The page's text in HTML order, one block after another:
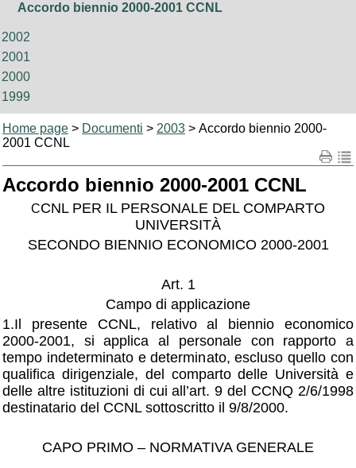
Accordo biennio 2000-2001 CCNL
2002
2001
2000
1999
Home page > Documenti > 2003 > Accordo biennio 2000-
2001 CCNL
Accordo biennio 2000-2001 CCNL
CCNL PER IL PERSONALE DEL COMPARTO
UNIVERSITÀ
SECONDO BIENNIO ECONOMICO 2000-2001
Art. 1
Campo di applicazione
1.Il presente CCNL, relativo al biennio economico
2000-2001, si applica al personale con rapporto a
tempo indeterminato e determinato, escluso quello con
qualifica dirigenziale, del comparto delle Università e
delle altre istituzioni di cui all’art. 9 del CCNQ 2/6/1998
destinatario del CCNL sottoscritto il 9/8/2000.
CAPO PRIMO – NORMATIVA GENERALE